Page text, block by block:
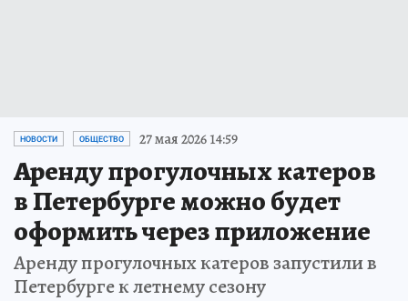
НОВОСТИ ОБЩЕСТВО 27 мая 2026 14:59
Аренду прогулочных катеров
в Петербурге можно будет
оформить через приложение
Аренду прогулочных катеров запустили в
Петербурге к летнему сезону